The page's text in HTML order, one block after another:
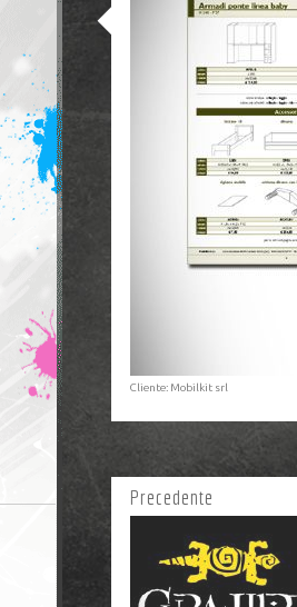
Cliente: Mobilkit srl
Precedente